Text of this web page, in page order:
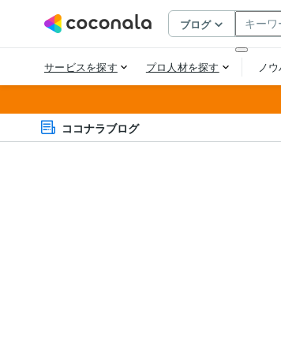
ココナラブログ